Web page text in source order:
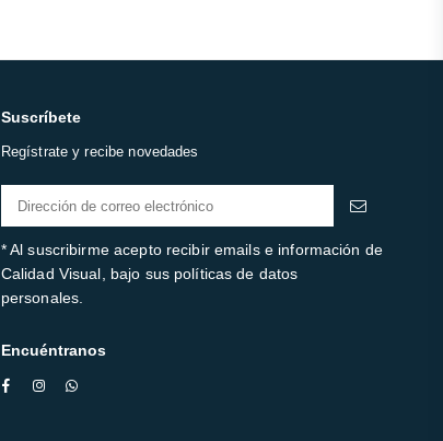
Suscríbete
Regístrate y recibe novedades
* Al suscribirme acepto recibir emails e información de
Calidad Visual, bajo sus políticas de datos
personales.
Encuéntranos
FacebookInstagram